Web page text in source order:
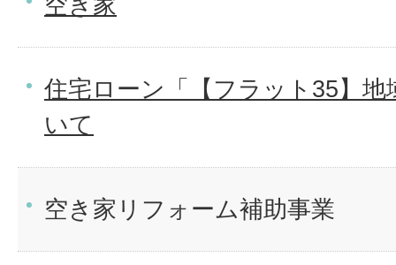
住宅ローン「【フラット35】
いて
空き家リフォーム補助事業